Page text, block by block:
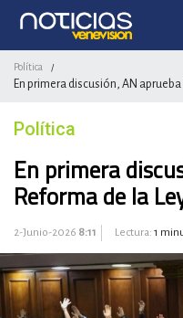
Política /
En primera discusión, AN
Política
En primera
Reforma de la
2-Junio-2026 8:11 Lectura: 1